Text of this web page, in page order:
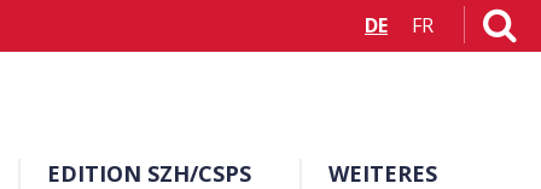
DE FR
EDITION SZH/CSPS WEITERES